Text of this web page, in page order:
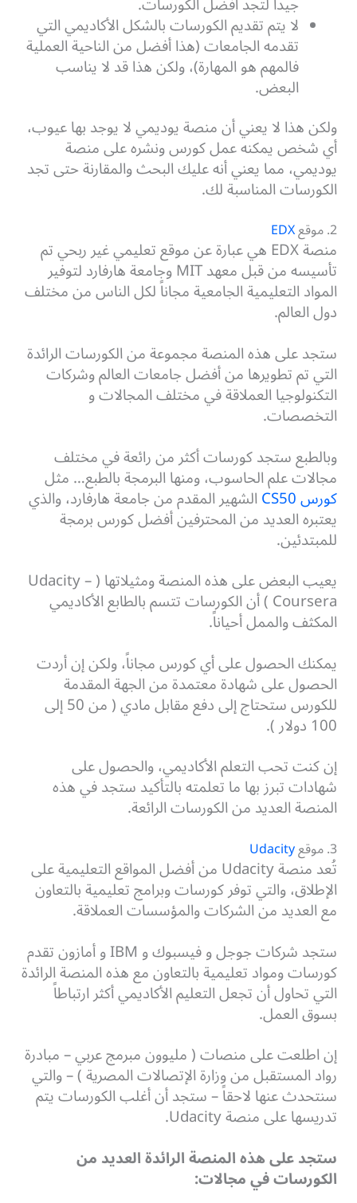
لا يتم تقديم الكورسات بالشكل الأكاديمي التي
تقدمه الجامعات (هذا أفضل من الناحية العملية
فالمهم هو المهارة)، ولكن هذا قد لا يناسب
البعض.
ولكن هذا لا يعني أن منصة يوديمي لا يوجد بها عيوب،
أي شخص يمكنه عمل كورس ونشره على منصة
يوديمي، مما يعني أنه عليك البحث والمقارنة حتى تجد
الكورسات المناسبة لك.
2. موقع EDX
منصة EDX هي عبارة عن موقع تعليمي غير ربحي تم
تأسيسه من قبل معهد MIT وجامعة هارفارد لتوفير
المواد التعليمية الجامعية مجاناً لكل الناس من مختلف
دول العالم.
ستجد على هذه المنصة مجموعة من الكورسات الرائدة
التي تم تطويرها من أفضل جامعات العالم وشركات
التكنولوجيا العملاقة في مختلف المجالات و
التخصصات.
وبالطبع ستجد كورسات أكثر من رائعة في مختلف
مجالات علم الحاسوب، ومنها البرمجة بالطبع… مثل
كورس CS50 الشهير المقدم من جامعة هارفارد، والذي
يعتبره العديد من المحترفين أفضل كورس برمجة
للمبتدئين.
يعيب البعض على هذه المنصة ومثيلاتها ( Udacity –
Coursera ) أن الكورسات تتسم بالطابع الأكاديمي
المكثف والممل أحياناً.
يمكنك الحصول على أي كورس مجاناً، ولكن إن أردت
الحصول على شهادة معتمدة من الجهة المقدمة
للكورس ستحتاج إلى دفع مقابل مادي ( من 50 إلى
100 دولار ).
إن كنت تحب التعلم الأكاديمي، والحصول على
شهادات تبرز بها ما تعلمته بالتأكيد ستجد في هذه
المنصة العديد من الكورسات الرائعة.
3. موقع Udacity
تُعد منصة Udacity من أفضل المواقع التعليمية على
الإطلاق، والتي توفر كورسات وبرامج تعليمية بالتعاون
مع العديد من الشركات والمؤسسات العملاقة.
ستجد شركات جوجل و فيسبوك و IBM و أمازون تقدم
كورسات ومواد تعليمية بالتعاون مع هذه المنصة الرائدة
التي تحاول أن تجعل التعليم الأكاديمي أكثر ارتباطاً
بسوق العمل.
إن اطلعت على منصات ( مليوون مبرمج عربي – مبادرة
رواد المستقبل من وزارة الإتصالات المصرية ) – والتي
سنتحدث عنها لاحقاً – ستجد أن أغلب الكورسات يتم
تدريسها على منصة Udacity.
ستجد على هذه المنصة الرائدة العديد من
الكورسات في مجالات: